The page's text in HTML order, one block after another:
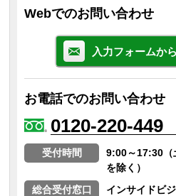
Webでのお問い合わせ
入力フォームか
お電話でのお問い合わせ
0120-220-449
受付時間
9:00～17:30（
を除く）
総合受付窓口
インサイドビ